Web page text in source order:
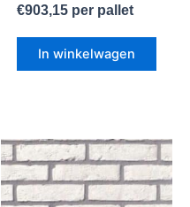
€903,15per pallet
In winkelwagen